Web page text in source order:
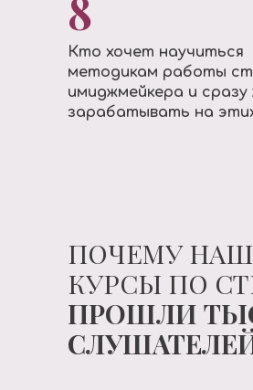
Кто хочет научиться
методикам работы
имиджмейкера и
зарабатывать на
8
ПОЧЕМУ
КУРСЫ ПО
ПРОШЛИ